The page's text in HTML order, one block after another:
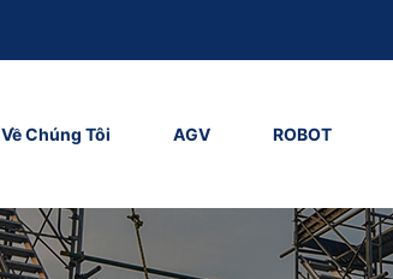
Về Chúng Tôi AGV ROBOT